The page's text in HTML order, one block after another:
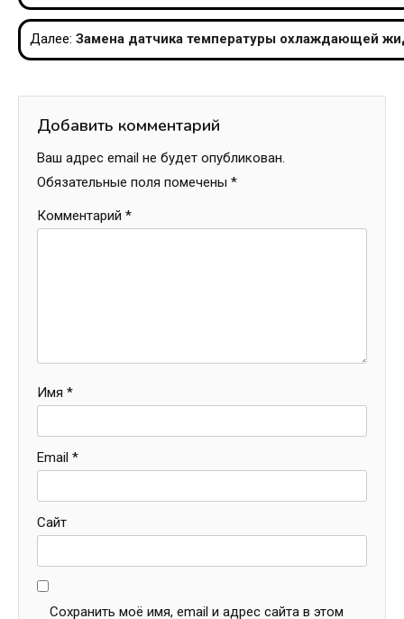
по
записям
Далее: Замена датчика температуры охлаждающей
Добавить комментарий
Ваш адрес email не будет опубликован.
Обязательные поля помечены *
Комментарий *
Имя *
Email *
Сайт
Сохранить моё имя, email и адрес сайта в этом